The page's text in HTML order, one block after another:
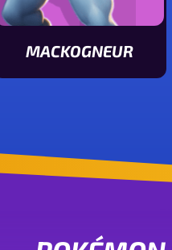
MACKOGNEUR
Voir les stats de